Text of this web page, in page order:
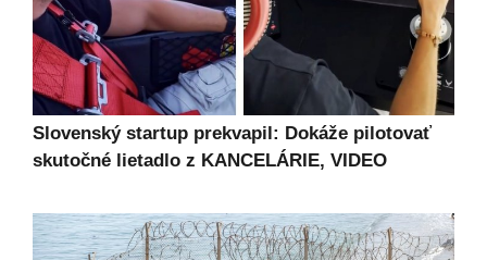
Slovenský startup prekvapil: Dokáže pilotovať
skutočné lietadlo z KANCELÁRIE, VIDEO